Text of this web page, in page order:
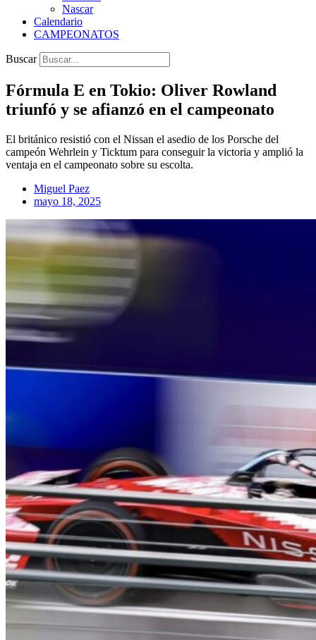
Nascar
Calendario
CAMPEONATOS
Buscar
Fórmula E en Tokio: Oliver Rowland
triunfó y se afianzó en el campeonato
El británico resistió con el Nissan el asedio de los Porsche del
campeón Wehrlein y Ticktum para conseguir la victoria y amplió la
ventaja en el campeonato sobre su escolta.
Miguel Paez
mayo 18, 2025